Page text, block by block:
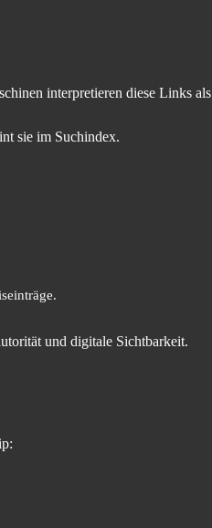
interpretieren diese Links als
sie im Suchindex.
und digitale Sichtbarkeit.